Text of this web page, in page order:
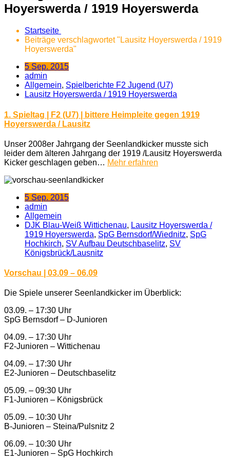
Hoyerswerda / 1919 Hoyerswerda
Startseite
Beiträge verschlagwortet "Lausitz Hoyerswerda / 1919
Hoyerswerda"
5 Sep. 2015
admin
Allgemein, Spielberichte F2 Jugend (U7)
Lausitz Hoyerswerda / 1919 Hoyerswerda
1. Spieltag | F2 (U7) | bittere Heimpleite gegen 1919
Hoyerswerda / Lausitz
Unser 2008er Jahrgang der Seenlandkicker musste sich
leider dem älteren Jahrgang der 1919 /Lausitz Hoyerswerda
Kicker geschlagen geben… Mehr erfahren
5 Sep. 2015
admin
Allgemein
DJK Blau-Weiß Wittichenau, Lausitz Hoyerswerda /
1919 Hoyerswerda, SpG Bernsdorf/Wiednitz, SpG
Hochkirch, SV Aufbau Deutschbaselitz, SV
Königsbrück/Lausnitz
Vorschau | 03.09 – 06.09
Die Spiele unserer Seenlandkicker im Überblick:
03.09. – 17:30 Uhr
SpG Bernsdorf – D-Junioren
04.09. – 17:30 Uhr
F2-Junioren – Wittichenau
04.09. – 17:30 Uhr
E2-Junioren – Deutschbaselitz
05.09. – 09:30 Uhr
F1-Junioren – Königsbrück
05.09. – 10:30 Uhr
B-Junioren – Steina/Pulsnitz 2
06.09. – 10:30 Uhr
E1-Junioren – SpG Hochkirch